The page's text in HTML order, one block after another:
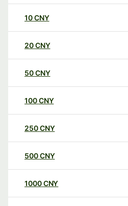
10CNY
20CNY
50CNY
100CNY
250CNY
500CNY
1000CNY